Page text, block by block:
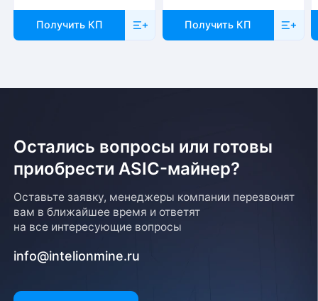
Получить КП Получить КП
Остались вопросы или готовы
приобрести ASIC-майнер?
Оставьте заявку, менеджеры компании перезвонят
вам в ближайшее время и ответят
на все интересующие вопросы
info@intelionmine.ru